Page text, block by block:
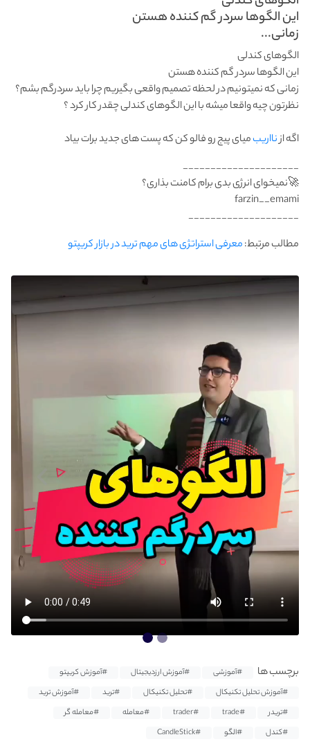
این الگوها سردر گم کننده هستن
زمانی...
الگوهای کندلی
این الگوها سردر گم کننده هستن
زمانی که نمیتونیم در لحظه تصمیم واقعی بگیریم چرا باید سردرگم بشم؟
نظرتون چیه واقعا میشه با این الگوهای کندلی چقدر کار کرد ؟
اگه ازنااریبمیای پیج رو فالو کن که پست های جدید برات بیاد
_____________________
🚀نمیخوای انرژی بدی برام کامنت بذاری؟
farzin__emami
____________________
مطالب مرتبط:معرفی استراتژی های مهم ترید در بازار کریپتو
برچسب ها #آموزشی #آموزش ارزدیجیتال
#آموزش کریپتو
#آموزش تحلیل تکنیکال
#تحلیل تکنیکال #ترید
#آموزش ترید
#تریدر
#trade
#trader #معامله
#معامله گر
#کندل
#الگو #CandleStick